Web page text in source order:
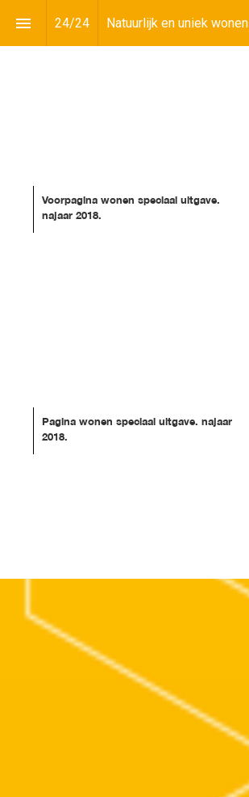
24/24 Natuurlijk en uniek wonen
Voorpagina wonen speciaal uitgave.
najaar 2018.
Pagina wonen speciaal uitgave. najaar
2018.